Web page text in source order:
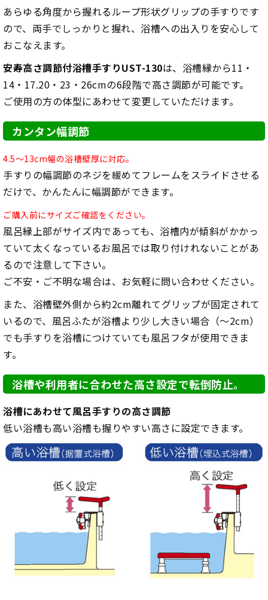
あらゆる角度から握れるループ形状グリップの手すりです
ので、両手でしっかりと握れ、浴槽への出入りを安心して
おこなえます。
安寿高さ調節付浴槽手すりUST-130は、浴槽縁から11・
14・17.20・23・26cmの6段階で高さ調節が可能です。
ご使用の方の体型にあわせて変更していただけます。
カンタン幅調節
4.5～13cm幅の浴槽壁厚に対応。
手すりの幅調節のネジを緩めてフレームをスライドさせる
だけで、かんたんに幅調節ができます。
ご購入前にサイズご確認をください。
風呂縁上部がサイズ内であっても、浴槽内が傾斜がかかっ
ていて太くなっているお風呂では取り付けれないことがあ
るので注意して下さい。
ご不安・ご不明な場合は、お気軽に問い合わせください。
また、浴槽壁外側から約2cm離れてグリップが固定されて
いるので、風呂ふたが浴槽より少し大きい場合（～2cm）
でも手すりを浴槽につけていても風呂フタが使用できま
す。
浴槽や利用者に合わせた高さ設定で転倒防止。
浴槽にあわせて風呂手すりの高さ調節
低い浴槽も高い浴槽も握りやすい高さに設定できます。